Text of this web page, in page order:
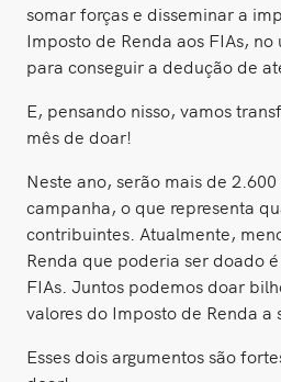
somar forças e disseminar a
Imposto de Renda aos FIAs,
para conseguir a dedução de
E, pensando nisso, vamos
mês de doar!
Neste ano, serão mais de
campanha, o que representa
contribuintes. Atualmente,
Renda que poderia ser doado
FIAs. Juntos podemos doar
valores do Imposto de Renda a
Esses dois argumentos são